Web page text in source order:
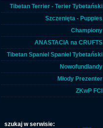
Tibetan Terrier - Terier Tybetański
Szczenięta - Puppies
Championy
ANASTACIA na CRUFTS
Tibetan Spaniel Spaniel Tybetański
Nowofundlandy
Młody Prezenter
ZKwP FCI
szukaj w serwisie: